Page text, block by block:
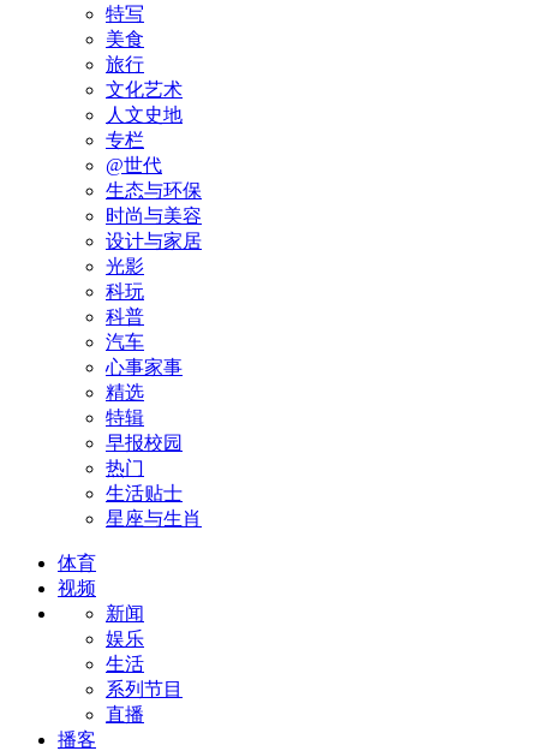
特写
美食
旅行
文化艺术
人文史地
专栏
@世代
生态与环保
时尚与美容
设计与家居
光影
科玩
科普
汽车
心事家事
精选
特辑
早报校园
热门
生活贴士
星座与生肖
体育
视频
新闻
娱乐
生活
系列节目
直播
播客